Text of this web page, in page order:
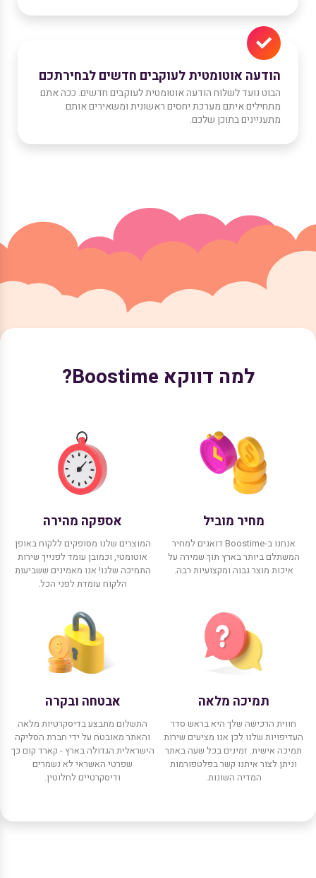
הודעה אוטומטית לעוקבים חדשים לבחירתכם
הבוט נועד לשלוח הודעה אוטומטית לעוקבים חדשים. ככה אתם
מתחילים איתם מערכת יחסים ראשונית ומשאירים אותם
מתעניינים בתוכן שלכם.
למה דווקא Boostime?
מחיר מוביל
אנחנו ב-Boostime דואגים למחיר
המשתלם ביותר בארץ תוך שמירה על
איכות מוצר גבוה ומקצועיות רבה.
אספקה מהירה
המוצרים שלנו מסופקים ללקוח באופן
אוטומטי, וכמובן עומד לפנייך שירות
התמיכה שלנו! אנו מאמינים ששביעות
הלקוח עומדת לפני הכל.
תמיכה מלאה
חווית הרכישה שלך היא בראש סדר
העדיפויות שלנו לכן אנו מציעים שירות
תמיכה אישית. זמינים בכל שעה באתר
וניתן לצור איתנו קשר בפלטפורמות
המדיה השונות.
אבטחה ובקרה
התשלום מתבצע בדיסקרטיות מלאה
והאתר מאובטח על ידי חברת הסליקה
הישראלית הגדולה בארץ - קארד קום כך
שפרטי האשראי לא נשמרים
ודיסקרטיים לחלוטין.